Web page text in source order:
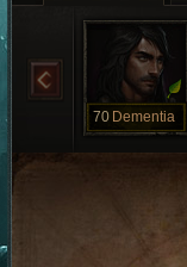
70 Dementia